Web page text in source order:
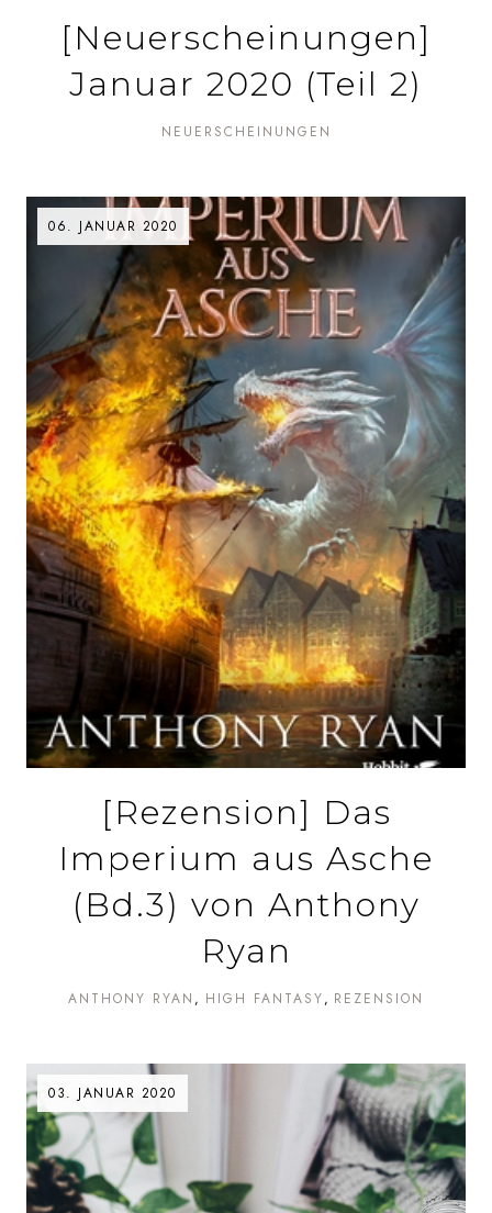
[Neuerscheinungen]
Januar 2020 (Teil 2)
NEUERSCHEINUNGEN
06. JANUAR 2020
[Rezension] Das
Imperium aus Asche
(Bd.3) von Anthony
Ryan
ANTHONY RYAN HIGH FANTASY REZENSION
03. JANUAR 2020